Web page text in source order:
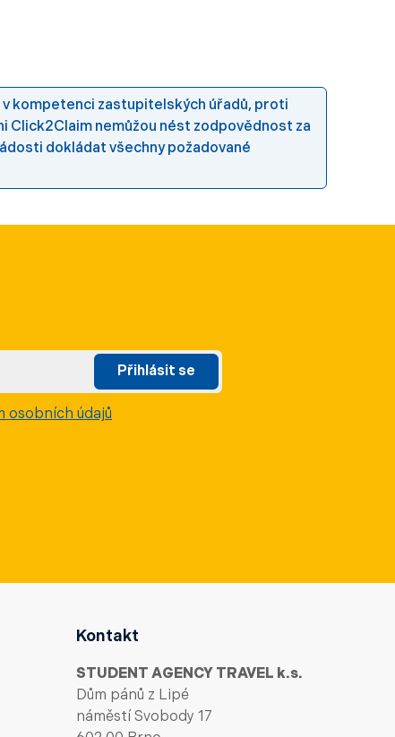
v kompetenci zastupitelských úřadů, proti
Click2Claim nemůžou nést zodpovědnost za
dokládat všechny požadované
Přihlásit se
osobních údajů
Kontakt
STUDENT AGENCY TRAVEL k.s.
Dům pánů z Lipé
náměstí Svobody 17